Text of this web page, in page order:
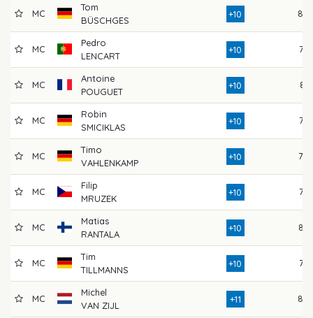
MC
Tom
BÜSCHGES
+10 80
MC
Pedro
LENCART
+10 76
MC
Antoine
POUGUET
+10 81
MC
Robin
SMICIKLAS
+10 77
MC
Timo
VAHLENKAMP
+10 79
MC
Filip
MRUZEK
+10 77
MC
Matias
RANTALA
+10 83
MC
Tim
TILLMANNS
+10 77
MC
Michel
VAN ZIJL
+11 80